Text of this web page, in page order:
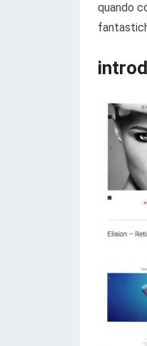
quando